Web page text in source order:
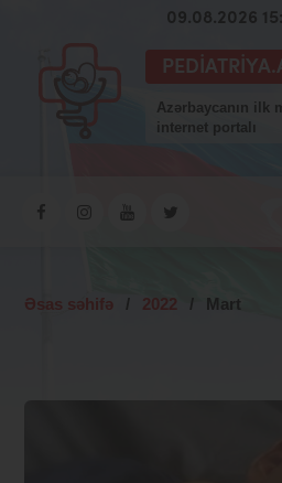
09.08.2026
Azərbaycanın ilk
internet portalı
Əsas səhifə / 2022 / Mart